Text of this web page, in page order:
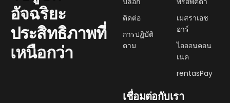
อัจฉริยะ
ประสิทธิภาพที่
เหนือกว่า
ติดต่อ
การปฏิบัติ
ตาม
เมสราเอช
อาร์
ไอออนคอน
เนค
rentasPay
เชื่อมต่อกับเรา